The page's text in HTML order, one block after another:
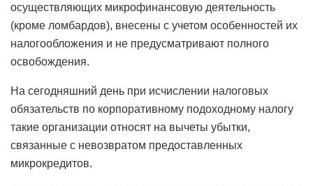
осуществляющих микрофинансовую деятельность
(кроме ломбардов), внесены с учетом особенностей их
налогообложения и не предусматривают полного
освобождения.
На сегодняшний день при исчислении налоговых
обязательств по корпоративному подоходному налогу
такие организации относят на вычеты убытки,
связанные с невозвратом предоставленных
микрокредитов.